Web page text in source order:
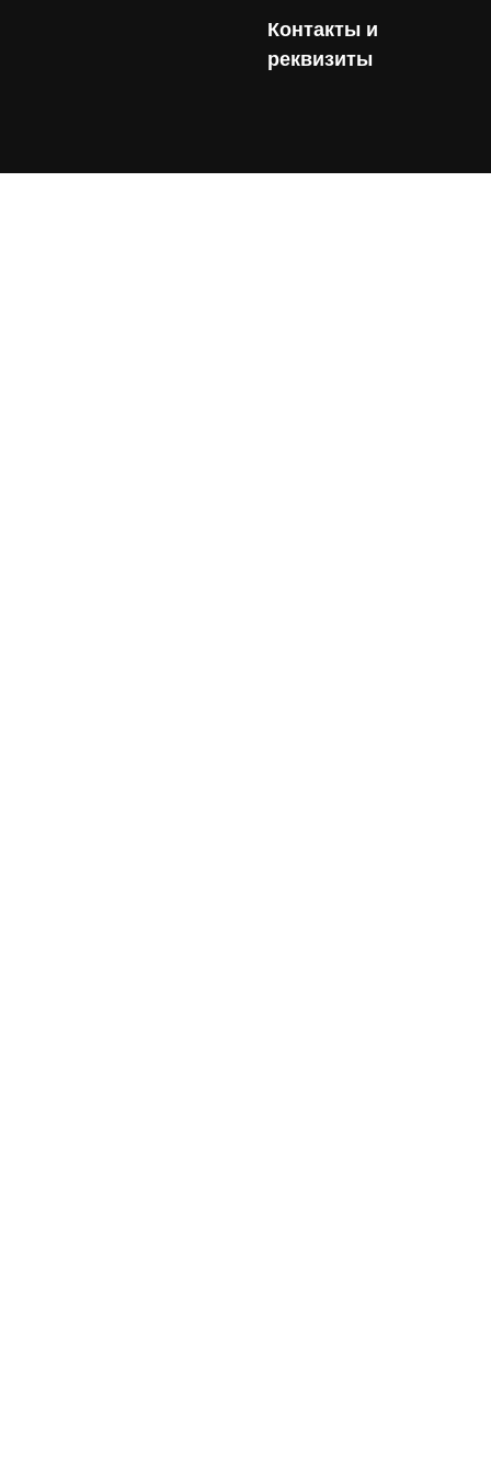
Контакты и
реквизиты